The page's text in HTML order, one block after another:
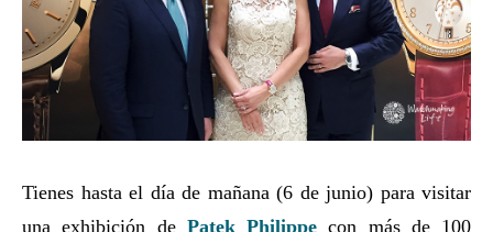
Tienes hasta el día de mañana (6 de junio) para visitar
una exhibición de Patek Philippe con más de 100